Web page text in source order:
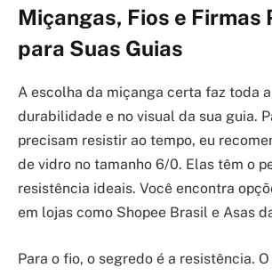
Miçangas, Fios e Firmas
para Suas Guias
A escolha da miçanga certa faz toda
durabilidade e no visual da sua guia.
precisam resistir ao tempo, eu
de vidro no tamanho 6/0. Elas têm o
resistência ideais. Você encontra
em lojas como Shopee Brasil e Asas
Para o fio, o segredo é a resistência.